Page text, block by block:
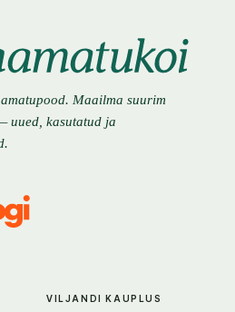
Maailma suurim
uued, kasutatud ja
VILJANDI KAUPLUS